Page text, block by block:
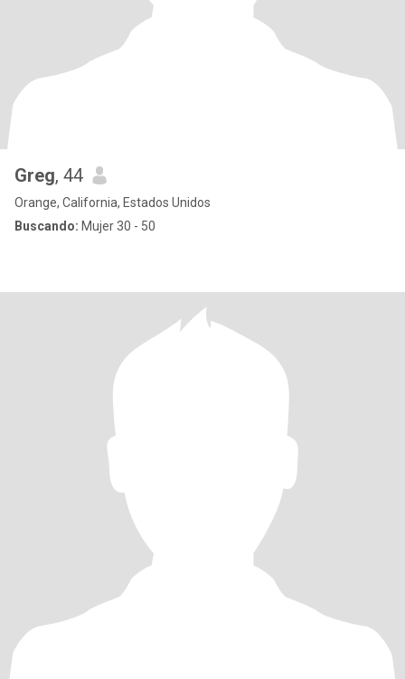
Greg, 44
Orange, California, Estados Unidos
Buscando: Mujer 30 - 50